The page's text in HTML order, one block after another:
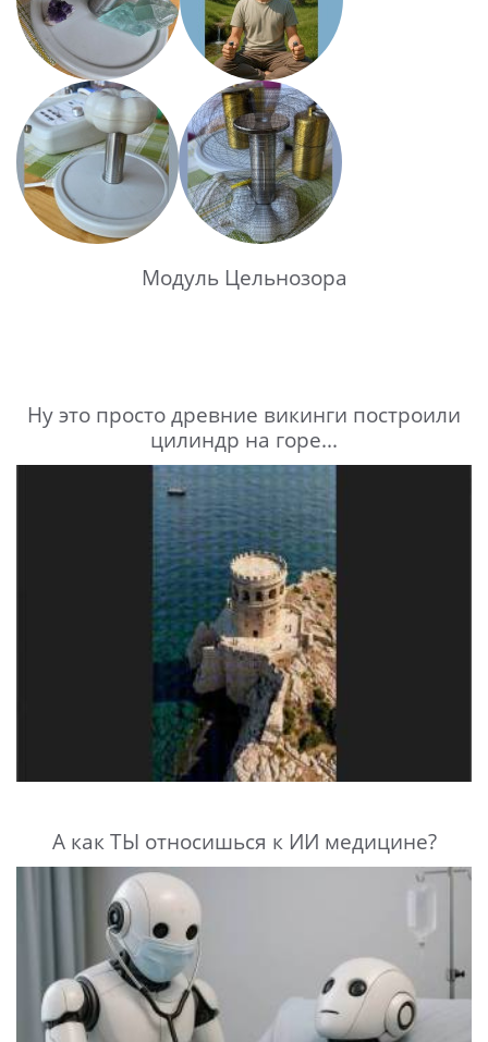
Модуль Цельнозора
Ну это просто древние викинги построили
цилиндр на горе...
А как ТЫ относишься к ИИ медицине?